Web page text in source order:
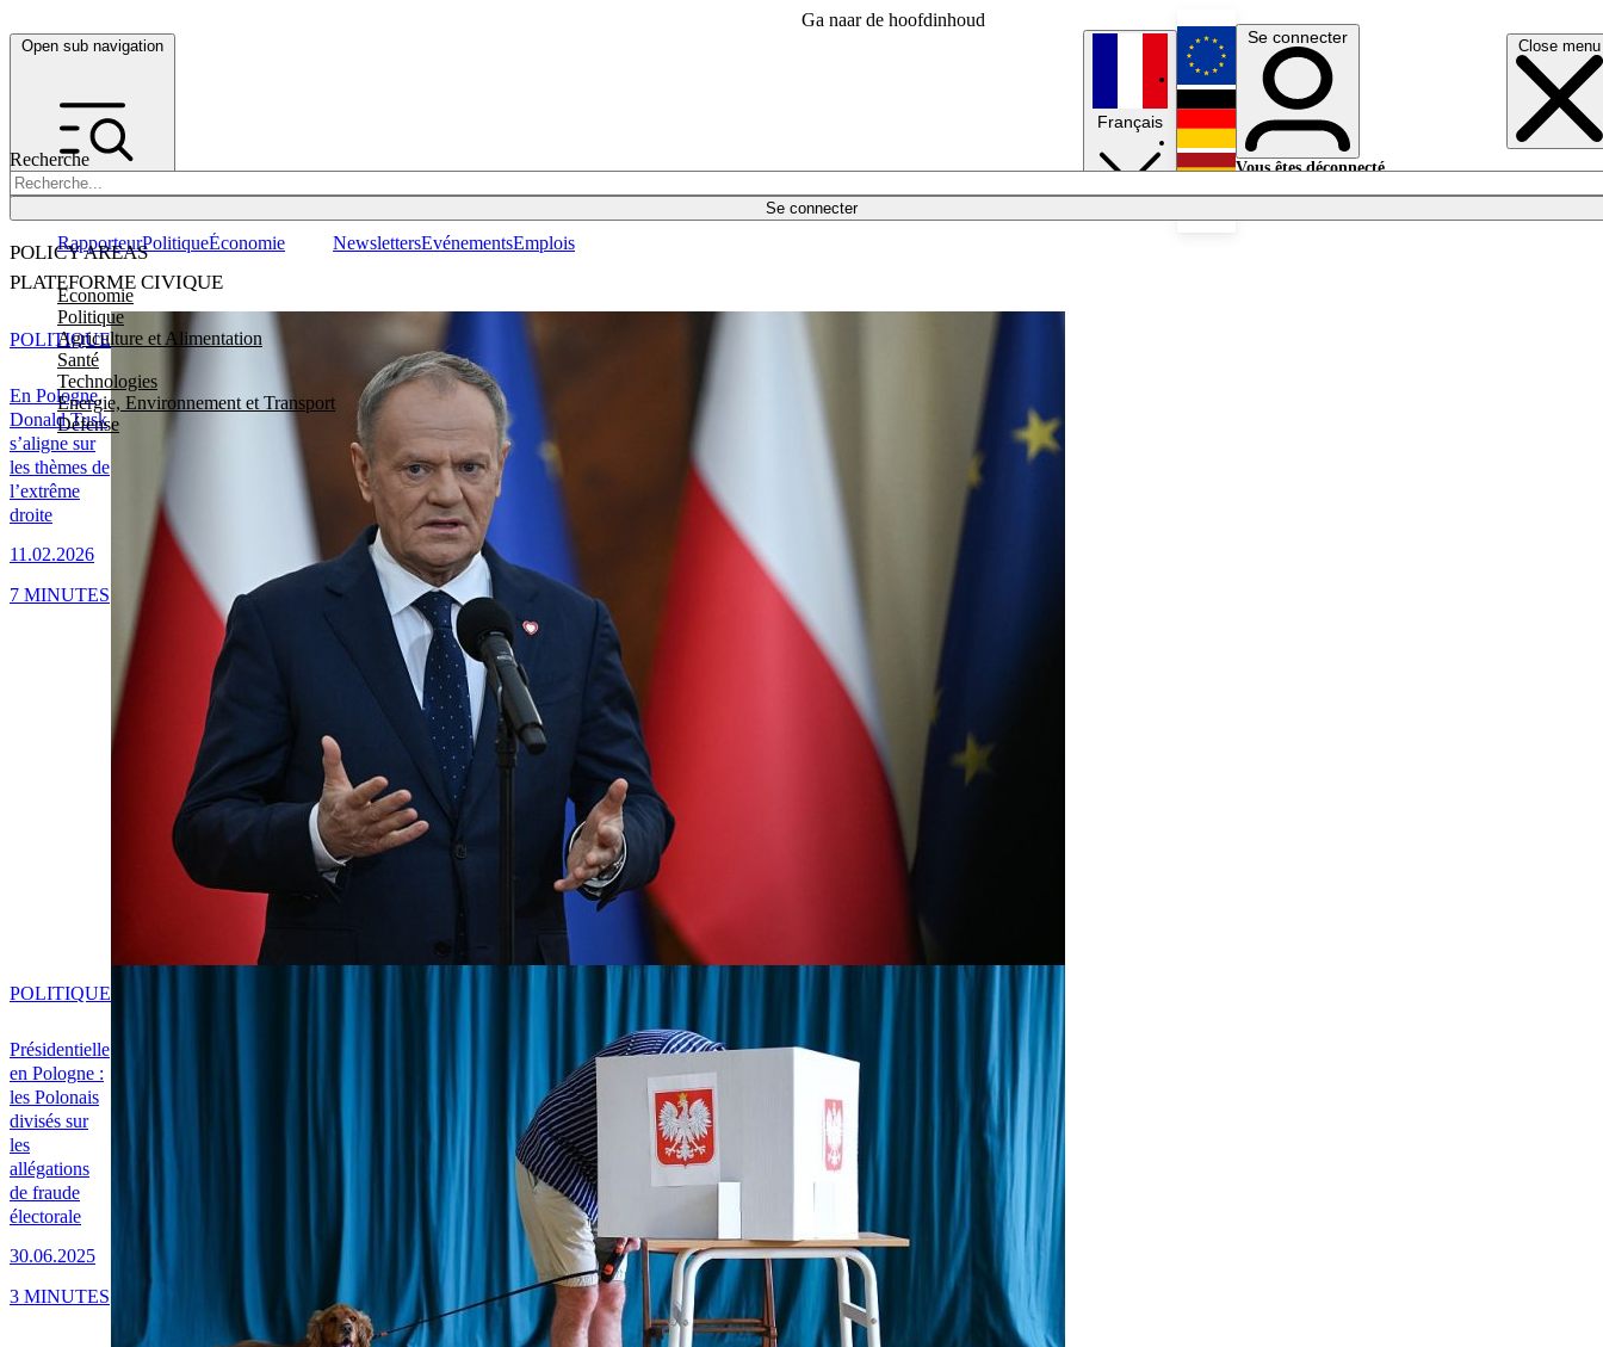
Ga naar de hoofdinhoud
Open sub navigation Close menu
Recherche
Se connecter
POLICY AREAS
Economie
Politique
Agriculture et Alimentation
Santé
Technologies
Energie, Environnement et Transport
Défense
RapporteurPolitiqueÉconomie NewslettersEvénementsEmplois
Français
English
Deutsch
Se connecter
Vous êtes déconnecté.
PLATEFORME CIVIQUE
En Pologne,
Donald Tusk
s’aligne sur
les thèmes de
l’extrême
droite
11.02.2026
POLITIQUE
7 MINUTES
Présidentielle
en Pologne :
les Polonais
divisés sur
les
allégations
de fraude
électorale
30.06.2025
POLITIQUE
3 MINUTES